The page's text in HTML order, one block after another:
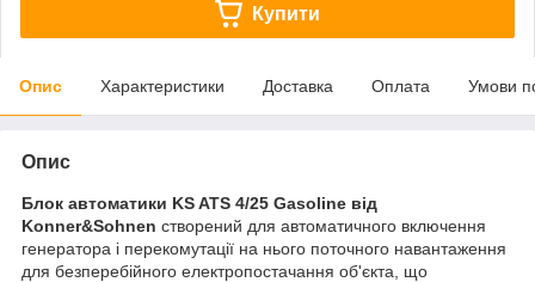
Купити
Опис Характеристики Доставка Оплата Умови
Опис
Блок автоматики KS ATS 4/25 Gasoline від
Konner&Sohnen створений для автоматичного включення
генератора і перекомутації на нього поточного навантаження
для безперебійного електропостачання об'єкта, що